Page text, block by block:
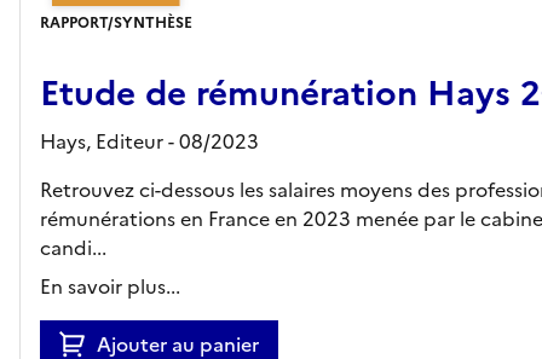
RAPPORT/SYNTHÈSE
Etude de rémunération Hays
Hays, Editeur- 08/2023
Retrouvez ci-dessous les salaires moyens des
rémunérations en France en 2023 menée par le
candi...
En savoir plus...
Ajouter au panier